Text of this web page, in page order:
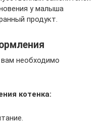
у малыша
продукт.
необходимо
котенка: